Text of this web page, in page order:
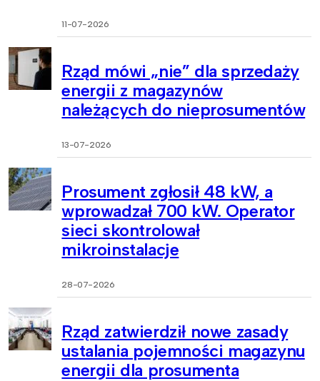
11-07-2026
Rząd mówi „nie” dla sprzedaży
energii z magazynów
należących do nieprosumentów
13-07-2026
Prosument zgłosił 48 kW, a
wprowadzał 700 kW. Operator
sieci skontrolował
mikroinstalacje
28-07-2026
Rząd zatwierdził nowe zasady
ustalania pojemności magazynu
energii dla prosumenta